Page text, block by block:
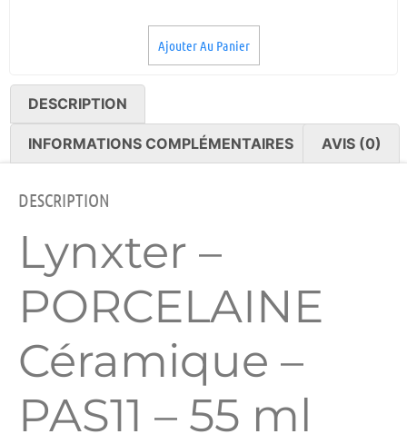
Ajouter Au Panier
DESCRIPTION
INFORMATIONS COMPLÉMENTAIRES AVIS (0)
DESCRIPTION
Lynxter –
PORCELAINE
Céramique –
PAS11 – 55 ml